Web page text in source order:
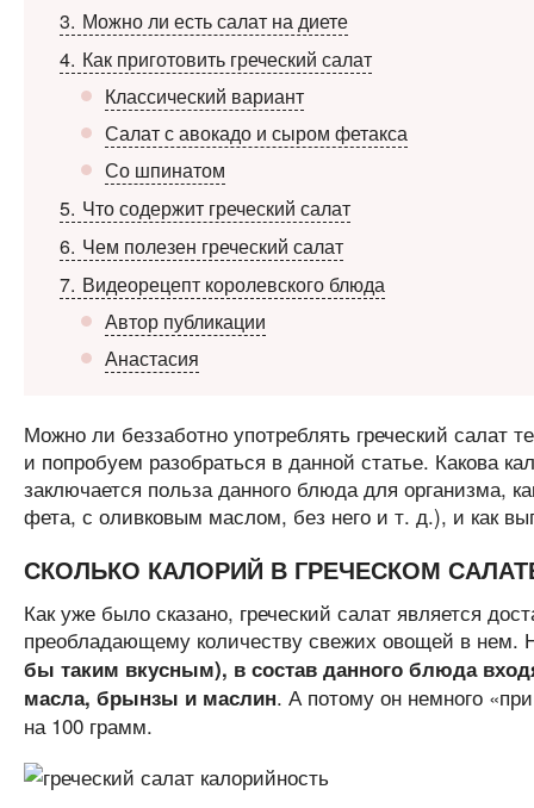
3 Можно ли есть салат на диете
4 Как приготовить греческий салат
Классический вариант
Салат с авокадо и сыром фетакса
Со шпинатом
5 Что содержит греческий салат
6 Чем полезен греческий салат
7 Видеорецепт королевского блюда
Автор публикации
Анастасия
Можно ли беззаботно употреблять греческий
и попробуем разобраться в данной статье. Какова
заключается польза данного блюда для организма,
фета, с оливковым маслом, без него и т. д.), и как
СКОЛЬКО КАЛОРИЙ В ГРЕЧЕСКОМ
Как уже было сказано, греческий салат является
преобладающему количеству свежих овощей в нем.
бы таким вкусным), в состав данного блюда
масла, брынзы и маслин. А потому он немного
на 100 грамм.